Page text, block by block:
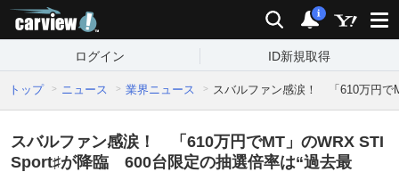
検索 通知
i
ログイン ID新規取得
トップ ニュース 業界ニュース スバルファン感涙！ 「610万円で
スバルファン感涙！ 「610万円でMT」のWRX STI
Sport♯が降臨 600台限定の抽選倍率は“過去最